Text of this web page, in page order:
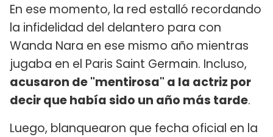
En ese momento, la red estalló recordando
la infidelidad del delantero para con
Wanda Nara en ese mismo año mientras
jugaba en el Paris Saint Germain. Incluso,
acusaron de "mentirosa" a la actriz por
decir que había sido un año más tarde.
Luego, blanquearon que fecha oficial en la